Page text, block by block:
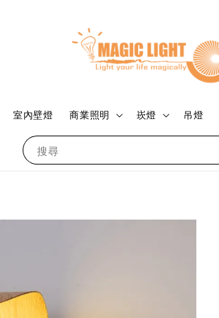
搜尋
室內壁燈 商業照明 崁燈 吊燈